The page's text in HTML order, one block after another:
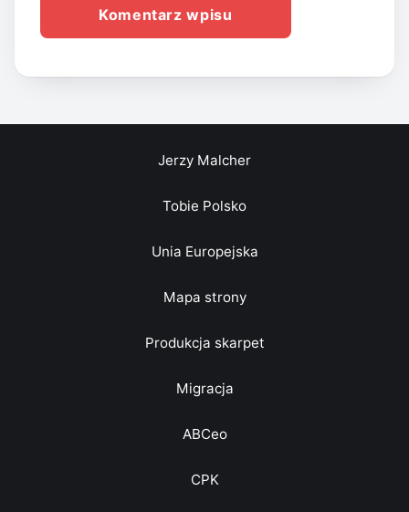
Jerzy Malcher
Tobie Polsko
Unia Europejska
Mapa strony
Produkcja skarpet
Migracja
ABCeo
CPK